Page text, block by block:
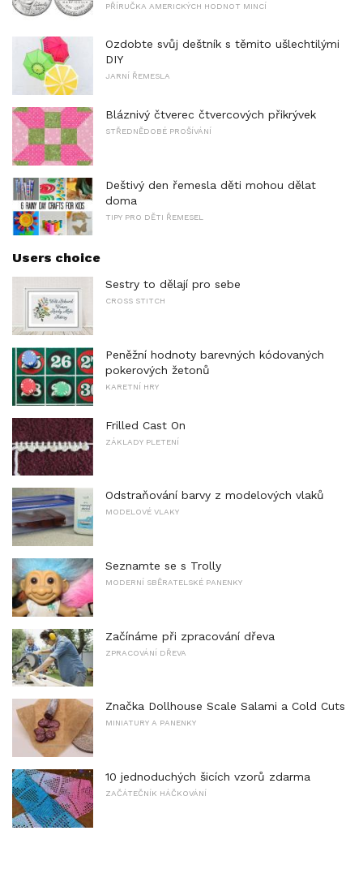
PŘÍRUČKA AMERICKÝCH HODNOT MINCÍ
Ozdobte svůj deštník s těmito ušlechtilými
DIY
JARNÍ ŘEMESLA
Bláznivý čtverec čtvercových přikrývek
STŘEDNĚDOBÉ PROŠÍVÁNÍ
Deštivý den řemesla děti mohou dělat
doma
TIPY PRO DĚTI ŘEMESEL
Users choice
Sestry to dělají pro sebe
CROSS STITCH
Peněžní hodnoty barevných kódovaných
pokerových žetonů
KARETNÍ HRY
Frilled Cast On
ZÁKLADY PLETENÍ
Odstraňování barvy z modelových vlaků
MODELOVÉ VLAKY
Seznamte se s Trolly
MODERNÍ SBĚRATELSKÉ PANENKY
Začínáme při zpracování dřeva
ZPRACOVÁNÍ DŘEVA
Značka Dollhouse Scale Salami a Cold Cuts
MINIATURY A PANENKY
10 jednoduchých šicích vzorů zdarma
ZAČÁTEČNÍK HÁČKOVÁNÍ